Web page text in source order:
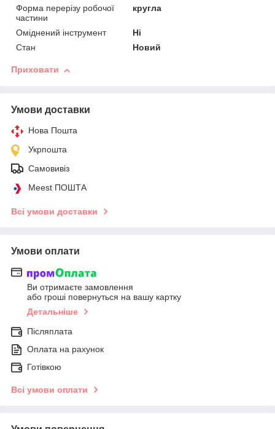
Форма перерізу робочої
частини
кругла
Оміднений інструмент
Ні
Стан
Новий
Приховати
Умови доставки
Нова Пошта
Укрпошта
Самовивіз
Meest ПОШТА
Всі умови доставки
Умови оплати
Ви отримаєте замовлення
або гроші повернуться на вашу картку
Детальніше
Післяплата
Оплата на рахунок
Готівкою
Всі умови оплати